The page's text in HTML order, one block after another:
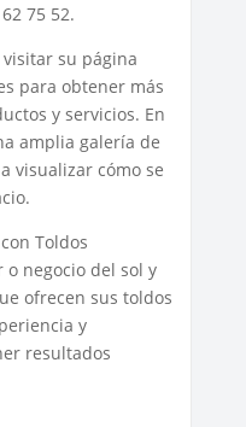
75 52.
su página
para obtener más
y servicios. En
amplia galería de
visualizar cómo se
Toldos
negocio del sol y
ofrecen sus toldos
y
resultados